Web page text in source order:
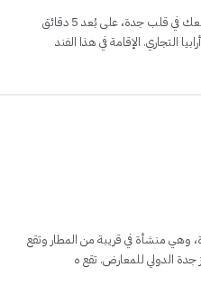
الإقامة في فندق موڤنبيك سيتي ستار جدة تضعك في قلب جدة، على بُعد 5 دقائق
في هذا الفند
وهي منشأة في قريبة من المطار وتقع
الدولي للمعارض. تقع ه